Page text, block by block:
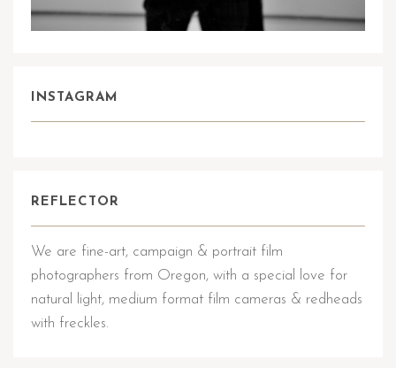
INSTAGRAM
REFLECTOR
We are fine-art, campaign & portrait film
photographers from Oregon, with a special love for
natural light, medium format film cameras & redheads
with freckles.